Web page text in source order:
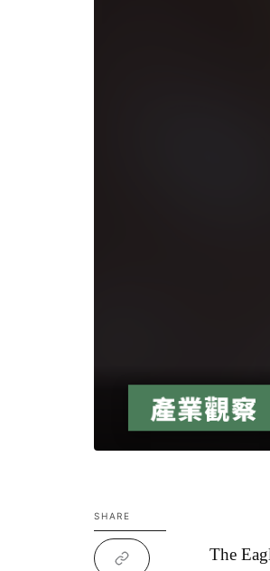
SHARE
The